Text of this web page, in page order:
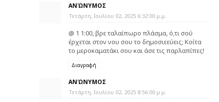
ΑΝΏΝΥΜΟΣ
Τετάρτη, Ιουλίου 02, 2025 6:32:00 μ.μ.
@ 1 1:00, βρε ταλαίπωρο πλάσμα, ό,τι σού
έρχεται στον νου σου το δημοσιεεύεις; Κοίτα
το μεροκαματάκι σου και άσε τις παρλαπίπες!
Διαγραφή
ΑΝΏΝΥΜΟΣ
Τετάρτη, Ιουλίου 02, 2025 8:56:00 μ.μ.